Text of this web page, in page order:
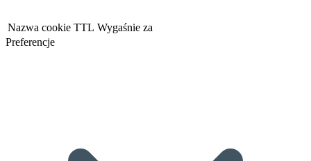
Nazwa cookie TTL Wygaśnie za
Preferencje